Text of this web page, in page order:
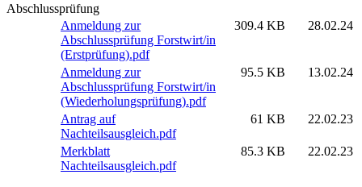
Abschlussprüfung
Anmeldung zur
Abschlussprüfung Forstwirt/in
(Erstprüfung).pdf
309.4 KB 28.02.24
Anmeldung zur
Abschlussprüfung Forstwirt/in
(Wiederholungsprüfung).pdf
95.5 KB 13.02.24
Antrag auf
Nachteilsausgleich.pdf
61 KB 22.02.23
Merkblatt
Nachteilsausgleich.pdf
85.3 KB 22.02.23